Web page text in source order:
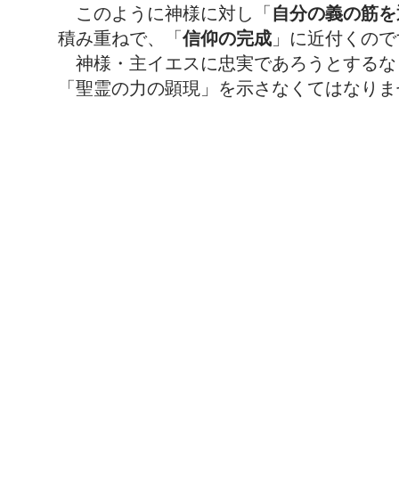
このように神様に対し「自分の義の筋
積み重ねで、「信仰の完成 」に近付くの
神様・主イエスに忠実であろうとする
「聖霊の力の顕現」を示さなくてはなり